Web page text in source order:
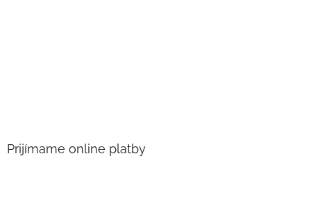
Prijímame online platby